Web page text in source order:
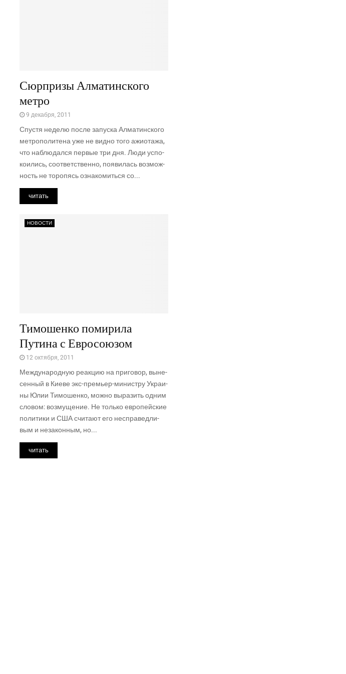
Сюрпризы Алматинского
метро
9 декабря, 2011
Спу­стя неде­лю после запус­ка Алма­тин­ско­го
мет­ро­по­ли­те­на уже не вид­но того ажи­о­та­жа,
что наблю­дал­ся пер­вые три дня. Люди успо­
ко­и­лись, соот­вет­ствен­но, появи­лась воз­мож­
ность не торо­пясь озна­ко­мить­ся со...
читать
НОВОСТИ
Тимошенко помирила
Путина с Евросоюзом
12 октября, 2011
Меж­ду­на­род­ную реак­цию на при­го­вор, выне­
сен­ный в Кие­ве экс-пре­мьер-мини­стру Укра­и­
ны Юлии Тимо­шен­ко, мож­но выра­зить одним
сло­вом: воз­му­ще­ние. Не толь­ко евро­пей­ские
поли­ти­ки и США счи­та­ют его неспра­вед­ли­
вым и неза­кон­ным, но...
читать